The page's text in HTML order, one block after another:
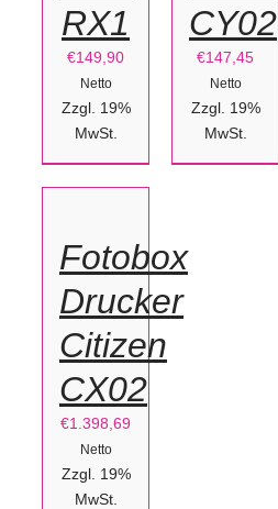
RX1
€149,90
Netto
Zzgl. 19%
MwSt.
CY02
€147,45
Netto
Zzgl. 19%
MwSt.
DEN
DETAILS
Fotobox
Drucker
Citizen
CX02
€1.398,69
Netto
Zzgl. 19%
MwSt.